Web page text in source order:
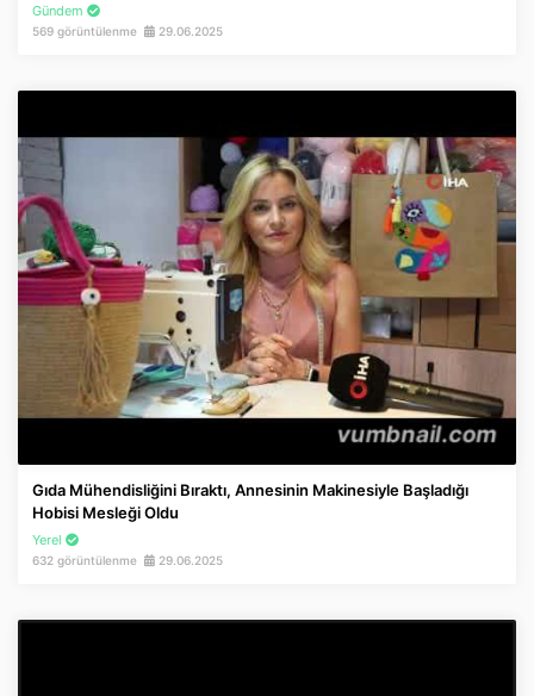
Gündem
569 görüntülenme 29.06.2025
Gıda Mühendisliğini Bıraktı, Annesinin Makinesiyle Başladığı
Hobisi Mesleği Oldu
Yerel
632 görüntülenme 29.06.2025